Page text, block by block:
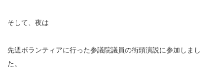
そして、夜は
先週ボランティアに行った参議院議員の街頭演説に参加しまし
た。